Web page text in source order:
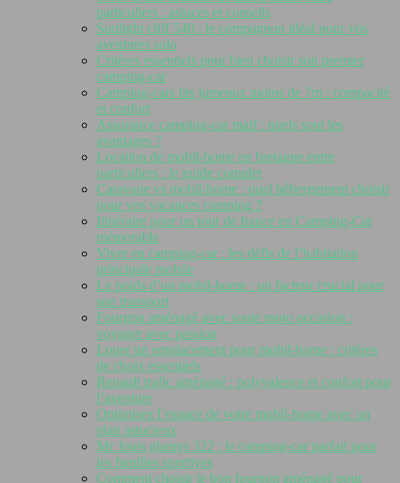
particuliers : astuces et conseils
Sunlight cliff 540 : le compagnon idéal pour vos
aventures solo
Critères essentiels pour bien choisir son premier
camping-car
Camping-cars lits jumeaux moins de 7m : compacité
et confort
Assurance camping-car maif : quels sont les
avantages ?
Location de mobil-home en bretagne entre
particuliers : le guide complet
Caravane vs mobil-home : quel hébergement choisir
pour vos vacances camping ?
Itinéraire pour un tour de france en Camping-Car
mémorable
Vivre en camping-car : les défis de l’habitation
principale mobile
Le poids d’un mobil-home : un facteur crucial pour
son transport
Fourgon aménagé avec soute moto occasion :
voyager avec passion
Louer un emplacement pour mobil-home : critères
de choix essentiels
Renault trafic aménagé : polyvalence et confort pour
l’aventure
Optimisez l’espace de votre mobil-home avec un
plan astucieux
Mc louis glamys 322 : le camping-car parfait pour
les familles sportives
Comment choisir le bon fourgon aménagé pour